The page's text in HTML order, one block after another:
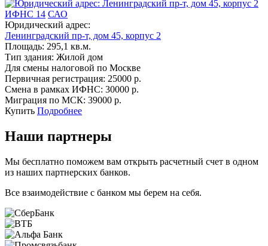
ИФНС 14 САО
Юридический адрес:
Ленинградский пр-т, дом 45, корпус 2
Площадь: 295,1 кв.м.
Тип здания: Жилой дом
Для смены налоговой по Москве
Первичная регистрация: 25000 р.
Смена в рамках ИФНС: 30000 р.
Миграция по МСК: 39000 р.
Купить Подробнее
Наши партнеры
Мы бесплатно поможем вам открыть расчетный счет в одном
из наших партнерских банков.
Все взаимодействие с банком мы берем на себя.